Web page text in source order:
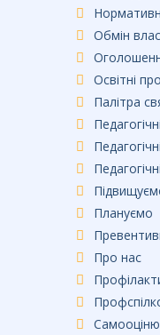
Обмін
Освітні
Палітра
Плануємо
Про нас